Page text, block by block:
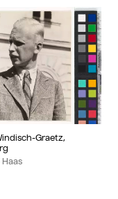
Graetz,
to my album